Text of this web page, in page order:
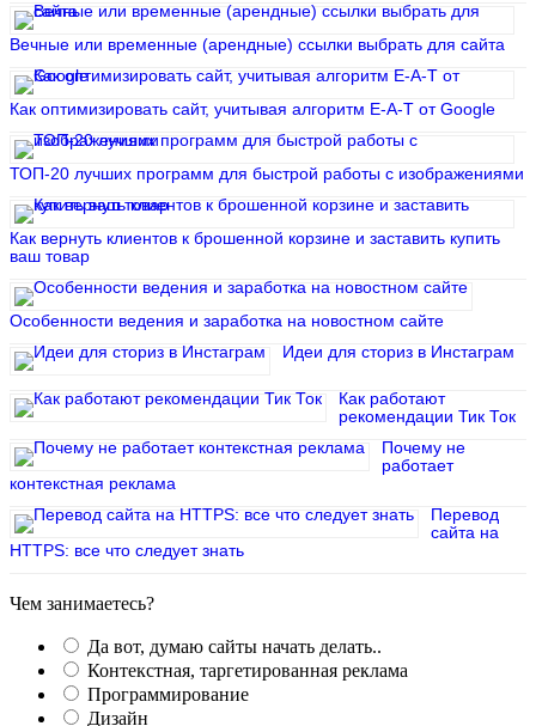
Вечные или временные (арендные) ссылки выбрать для сайта
Как оптимизировать сайт, учитывая алгоритм E-A-T от Google
ТОП-20 лучших программ для быстрой работы с изображениями
Как вернуть клиентов к брошенной корзине и заставить купить
ваш товар
Особенности ведения и заработка на новостном сайте
Идеи для сториз в Инстаграм
Как работают
рекомендации Тик Ток
Почему не
работает
контекстная реклама
Перевод
сайта на
HTTPS: все что следует знать
Чем занимаетесь?
Да вот, думаю сайты начать делать..
Контекстная, таргетированная реклама
Программирование
Дизайн